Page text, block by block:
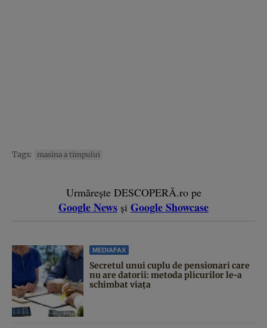
Tags: masina a timpului
Urmărește DESCOPERĂ.ro pe
Google News și Google Showcase
MEDIAFAX
Secretul unui cuplu de pensionari care
nu are datorii: metoda plicurilor le-a
schimbat viața